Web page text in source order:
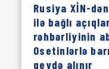
Rusiya XİN-
ilə bağlı
rəhbərliyinin
Osetinlərlə
qeydə alınır